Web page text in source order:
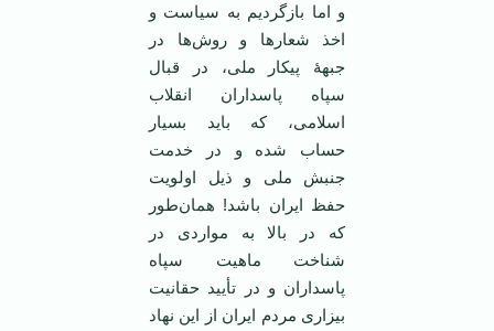
و اما بازگردیم به سیاست و
اخذ شعارها و روش‌ها در
جبهۀ پیکار ملی، در قبال
سپاه پاسداران انقلاب
اسلامی، که باید بسیار
حساب شده و در خدمت
جنبش ملی و ذیل اولویت
حفظ ایران باشد! همان‌طور
که در بالا به مواردی در
شناخت ماهیت سپاه
پاسداران و در تأیید حقانیت
بیزاری مردم ایران از این نهاد